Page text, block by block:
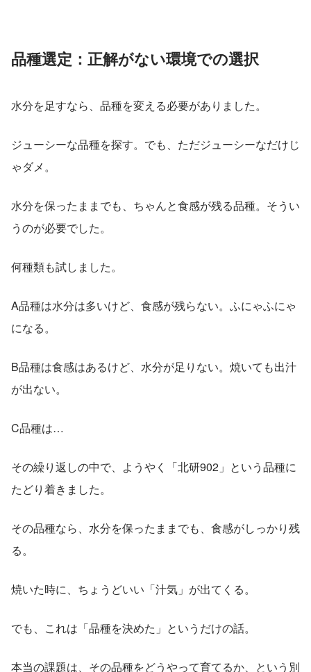
品種選定：正解がない環境での選択
水分を足すなら、品種を変える必要がありました。
ジューシーな品種を探す。でも、ただジューシーなだけじ
ゃダメ。
水分を保ったままでも、ちゃんと食感が残る品種。そうい
うのが必要でした。
何種類も試しました。
A品種は水分は多いけど、食感が残らない。ふにゃふにゃ
になる。
B品種は食感はあるけど、水分が足りない。焼いても出汁
が出ない。
C品種は…
その繰り返しの中で、ようやく「北研902」という品種に
たどり着きました。
その品種なら、水分を保ったままでも、食感がしっかり残
る。
焼いた時に、ちょうどいい「汁気」が出てくる。
でも、これは「品種を決めた」というだけの話。
本当の課題は、その品種をどうやって育てるか、という別